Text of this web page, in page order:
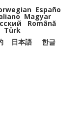
Españo
Magyar
Română
Türk
日本語 한글